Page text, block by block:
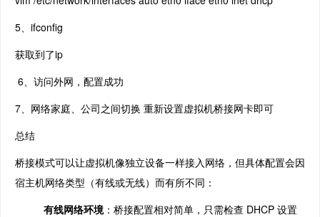
5、ifconfig
获取到了ip
6、访问外网，配置成功
7、网络家庭、公司之间切换 重新设置虚拟机桥接网卡即可
总结
桥接模式可以让虚拟机像独立设备一样接入网络，但具体配置会因
宿主机网络类型（有线或无线）而有所不同：
有线网络环境：桥接配置相对简单，只需检查 DHCP 设置